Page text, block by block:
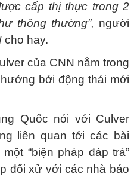
cấp thị thực trong 2
thông thường”, người
cho hay.
của CNN nằm trong
bởi động thái mới
Quốc nói với Culver
liên quan tới các bài
“biện pháp đáp trả”
đối xử với các nhà báo